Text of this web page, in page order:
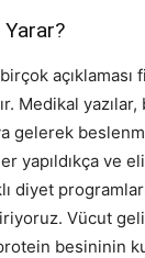
Medikal
gelerek
yapıldıkça ve
diyet
Vücut
besininin